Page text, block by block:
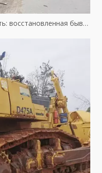
Максимизируйте эффективность: восстановленная бывшая в употреблении техника Caterpillar